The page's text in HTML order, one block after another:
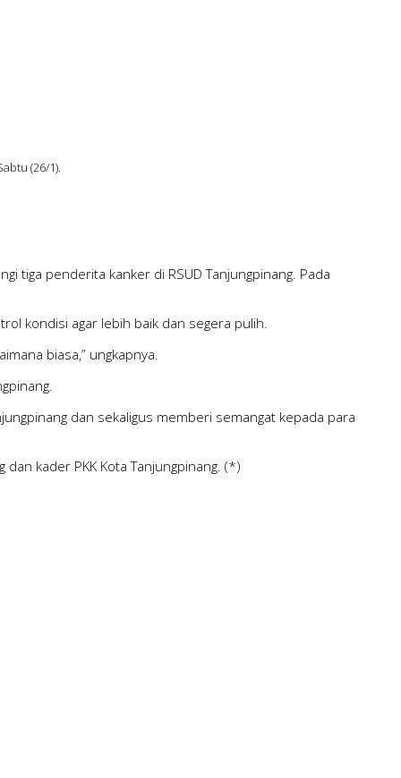
(26/1).
tiga penderita kanker di RSUD Tanjungpinang. Pada
kondisi agar lebih baik dan segera pulih.
biasa,” ungkapnya.
dan sekaligus memberi semangat kepada para
kader PKK Kota Tanjungpinang. (*)